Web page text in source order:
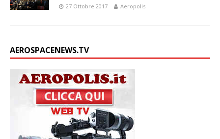
27 Ottobre 2017 Aeropolis
AEROSPACENEWS.TV